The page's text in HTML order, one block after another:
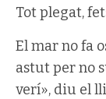
Tot plegat,
El mar no fa
astut per no
verí», diu el